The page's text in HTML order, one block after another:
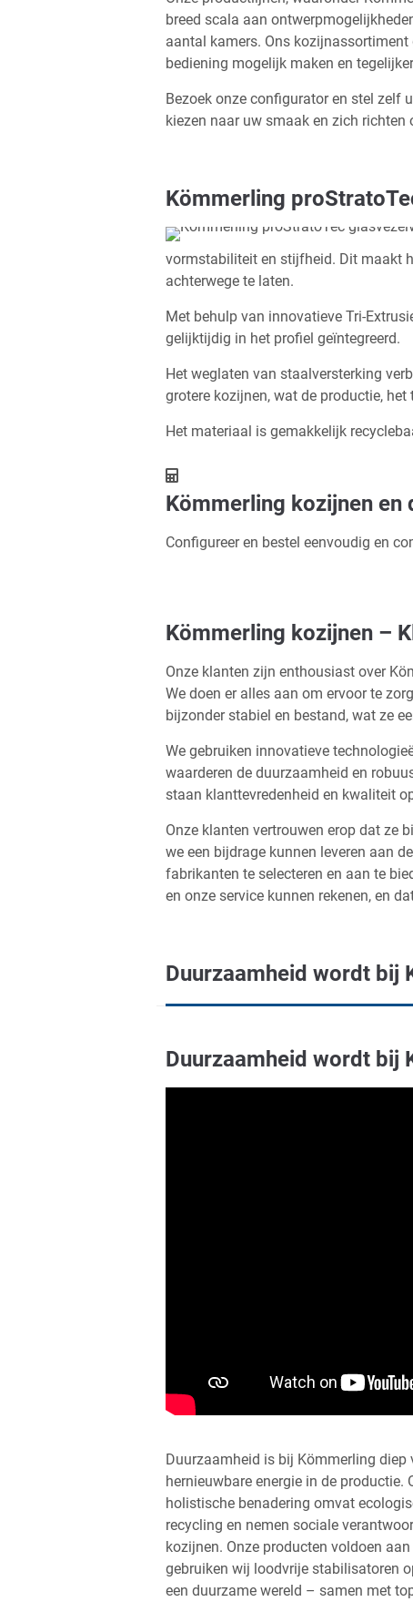
breed scala aan
aantal kamers. Ons
bediening mogelijk maken en
Bezoek onze configurator en stel zelf
kiezen naar uw smaak en zich
Kömmerling
vormstabiliteit en stijfheid. Dit maakt
achterwege te laten.
Met behulp van innovatieve Tri-
gelijktijdig in het profiel geïntegreerd.
Het weglaten van staalversterking
grotere kozijnen, wat de productie,
Het materiaal is gemakkelijk
Kömmerling kozijnen en
Configureer en bestel eenvoudig en
Kömmerling kozijnen –
Onze klanten zijn enthousiast over
We doen er alles aan om ervoor te
bijzonder stabiel en bestand, wat ze
We gebruiken innovatieve
waarderen de duurzaamheid en
staan klanttevredenheid en kwaliteit
Onze klanten vertrouwen erop dat ze
we een bijdrage kunnen leveren aan
fabrikanten te selecteren en aan te
en onze service kunnen rekenen, en
Duurzaamheid wordt bij
Duurzaamheid wordt bij
Duurzaamheid is bij Kömmerling diep
hernieuwbare energie in de
holistische benadering omvat
recycling en nemen sociale
kozijnen. Onze producten voldoen
gebruiken wij loodvrije stabilisatoren
een duurzame wereld – samen met